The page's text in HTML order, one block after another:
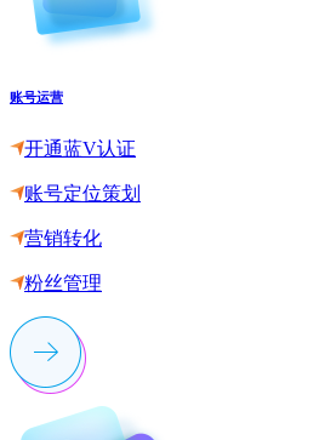
账号运营
开通蓝V认证
账号定位策划
营销转化
粉丝管理